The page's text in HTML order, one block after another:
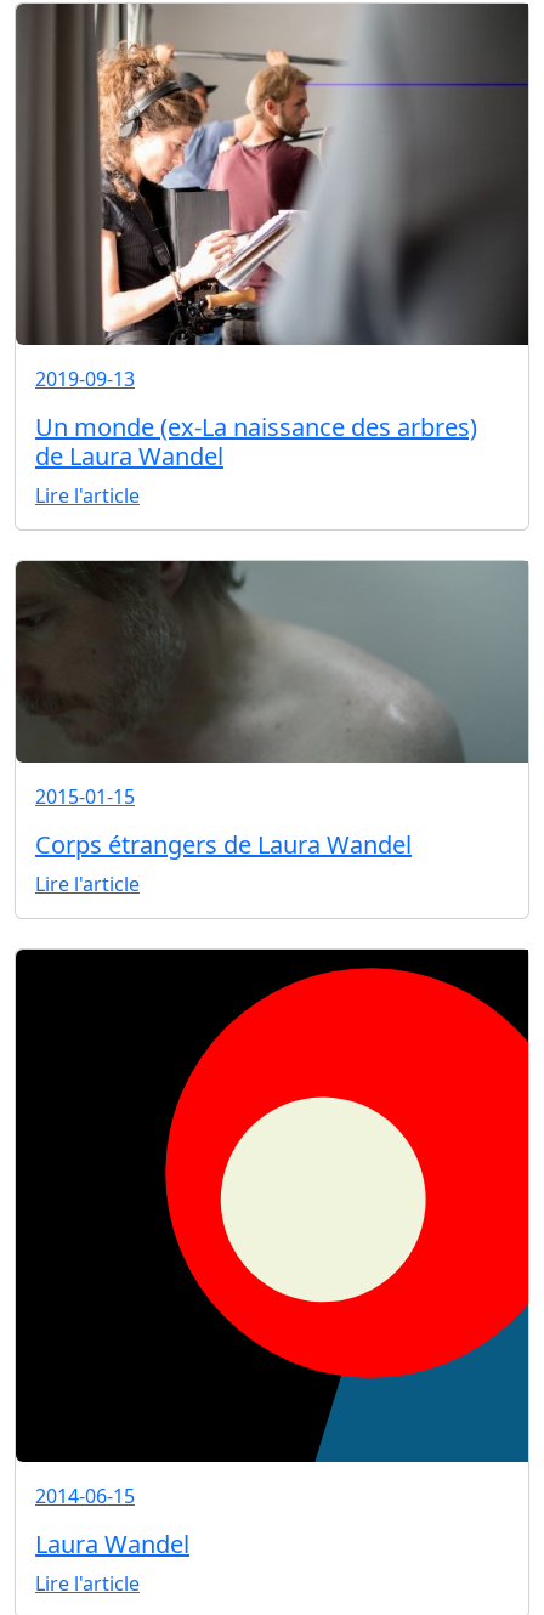
2019-09-13
Un monde (ex-La naissance des arbres)
de Laura Wandel
Lire l'article
2015-01-15
Corps étrangers de Laura Wandel
Lire l'article
2014-06-15
Laura Wandel
Lire l'article